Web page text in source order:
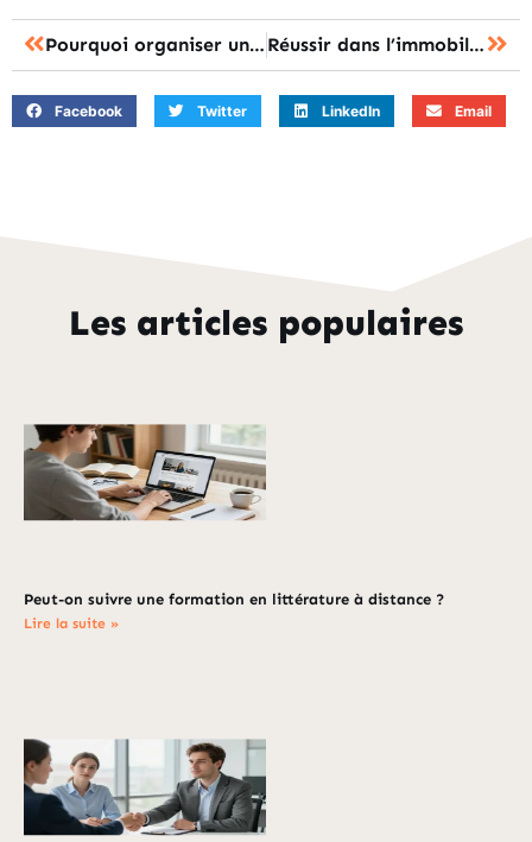
Pourquoi organiser une formation CSE dans les entreprises de moins de 50 salariés Réussir dans l’immobilier : les clés pour devenir agent d’état des lieux indépendant
Facebook Twitter LinkedIn Email
Les articles populaires
Peut-on suivre une formation en littérature à distance ?
Lire la suite »